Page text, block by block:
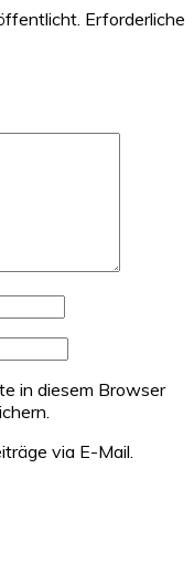
Erforderliche
in diesem Browser
via E-Mail.